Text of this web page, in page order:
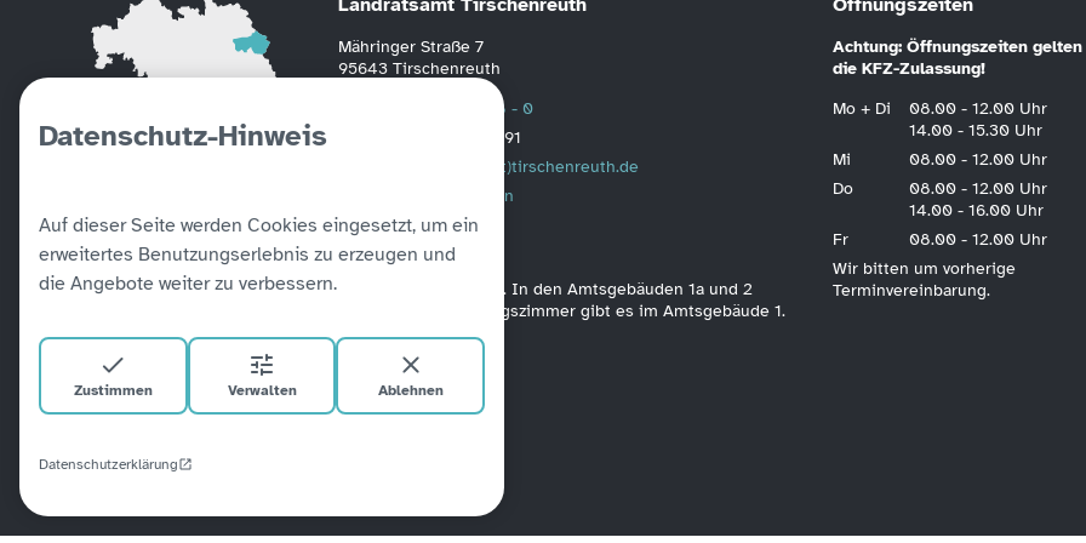
Datenschutz-Hinweis
Auf dieser Seite werden Cookies eingesetzt, um ein
erweitertes Benutzungserlebnis zu erzeugen und
die Angebote weiter zu verbessern.
Zustimmen Verwalten Ablehnen
Datenschutzerklärung
Landratsamt Tirschenreuth
Mähringer Straße 7
95643 Tirschenreuth
0 96 31 / 88 - 0
0 96 31 / 2391
poststelle(at)tirschenreuth.de
Weitere Informationen
Alle unsere Amtsgebäude sind barrierefrei verbunden. In den Amtsgebäuden 1a und 2
befinden sich Aufzüge. Ein barrierefreies Besprechungszimmer gibt es im Amtsgebäude 1.
Öffnungszeiten
Achtung: Öffnungszeiten
die KFZ-Zulassung!
Mo + Di
08.00 - 12.00 Uhr
14.00 - 15.30 Uhr
Mi
08.00 - 12.00 Uhr
Do
08.00 - 12.00 Uhr
14.00 - 16.00 Uhr
Fr
08.00 - 12.00 Uhr
Wir bitten um vorherige
Terminvereinbarung.